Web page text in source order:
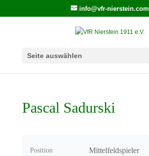
info@vfr-nierstein.com
Seite auswählen
Pascal Sadurski
Position Mittelfeldspieler